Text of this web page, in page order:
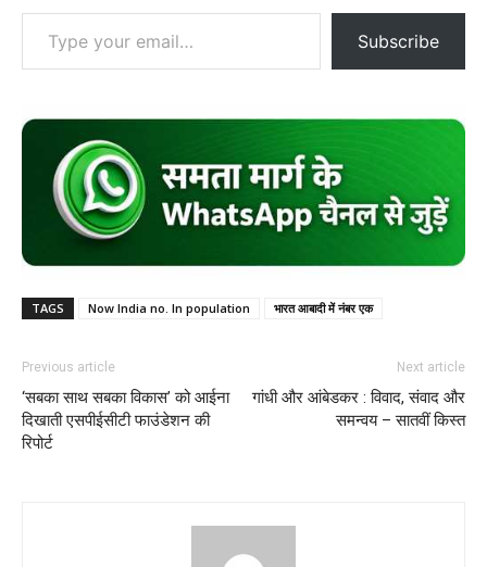
Type your email…
Subscribe
TAGS Now India no. In population भारत आबादी में नंबर एक
Previous article
‘सबका साथ सबका विकास’ को आईना
दिखाती एसपीईसीटी फाउंडेशन की
रिपोर्ट
Next article
गांधी और आंबेडकर : विवाद, संवाद और
समन्वय – सातवीं किस्त